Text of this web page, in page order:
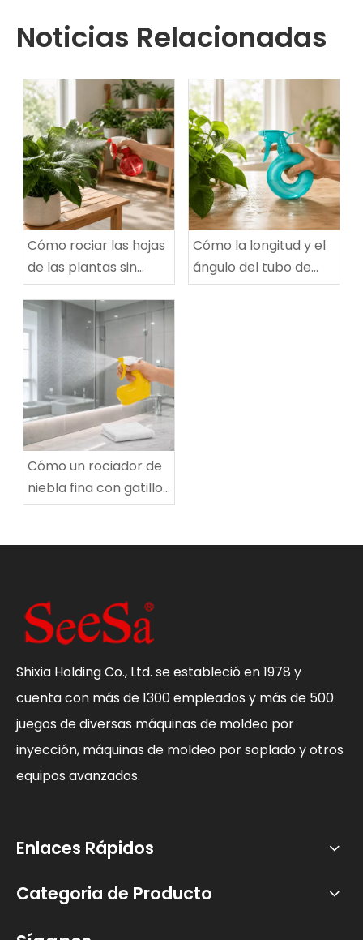
Noticias Relacionadas
Cómo rociar las hojas
de las plantas sin
crear grandes
manchas húmedas
Cómo la longitud y el
ángulo del tubo de
inmersión afectan un
Cómo un rociador de
niebla fina con gatillo
crea gotas pequeñas
Shixia Holding Co., Ltd. se estableció en 1978 y
cuenta con más de 1300 empleados y más de 500
juegos de diversas máquinas de moldeo por
inyección, máquinas de moldeo por soplado y otros
equipos avanzados.
Enlaces Rápidos
Categoria de Producto